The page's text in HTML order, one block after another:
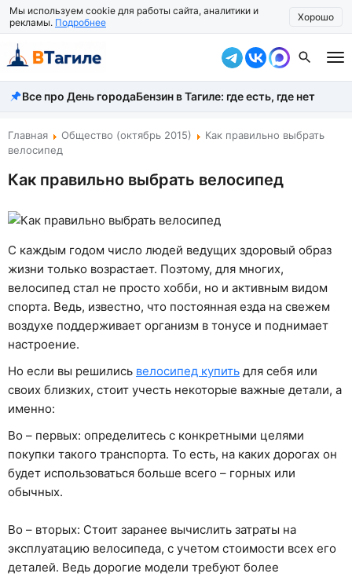
Мы используем cookie для работы сайта, аналитики и
рекламы. Подробнее Хорошо
Все новости
Происшествия
Жизнь
Экономика
Общество
Рассказать новость
Все про День городаБензин в Тагиле: где есть, где нет
Главная Общество (октябрь 2015)
Как правильно выбрать
велосипед
Как правильно выбрать велосипед
С каждым годом число людей ведущих здоровый образ
жизни только возрастает. Поэтому, для многих,
велосипед стал не просто хобби, но и активным видом
спорта. Ведь, известно, что постоянная езда на свежем
воздухе поддерживает организм в тонусе и поднимает
настроение.
Но если вы решились велосипед купить для себя или
своих близких, стоит учесть некоторые важные детали, а
именно:
Во – первых: определитесь с конкретными целями
покупки такого транспорта. То есть, на каких дорогах он
будет использоваться больше всего – горных или
обычных.
Во – вторых: Стоит заранее вычислить затраты на
эксплуатацию велосипеда, с учетом стоимости всех его
деталей. Ведь дорогие модели требуют более